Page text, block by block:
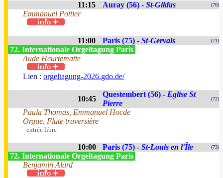
11:15 Auray (56) - St-Gildas (70)
Emmanuel Pottier
11:00 Paris (75) - St-Gervais (71)
72. Internationale Orgeltagung Paris
Aude Heurtematte
Lien : orgeltagung-2026.gdo.de/
10:45
Questembert (56) - Eglise St
Pierre
(72)
Paula Thomas, Emmanuel Hocde
Orgue, Flute traversière
- entrée libre
10:00 Paris (75) - St-Louis en l'Île (73)
72. Internationale Orgeltagung Paris
Benjamin Alard